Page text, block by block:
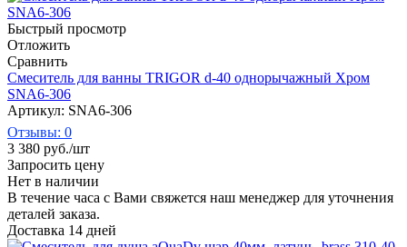
Быстрый просмотр
Отложить
Сравнить
Смеситель для ванны TRIGOR d-40 однорычажный Хром
SNA6-306
Артикул: SNA6-306
Отзывы: 0
3 380 руб./шт
Запросить цену
Нет в наличии
В течение часа с Вами свяжется наш менеджер для уточнения
деталей заказа.
Доставка 14 дней